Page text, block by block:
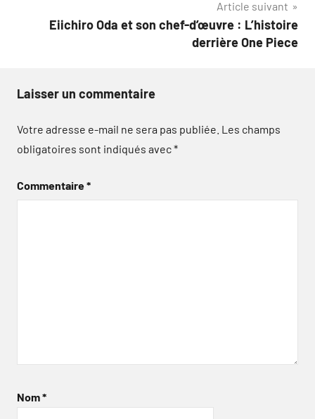
Article suivant
Eiichiro Oda et son chef-d’œuvre : L’histoire
derrière One Piece
Laisser un commentaire
Votre adresse e-mail ne sera pas publiée. Les champs
obligatoires sont indiqués avec*
Commentaire*
Nom*